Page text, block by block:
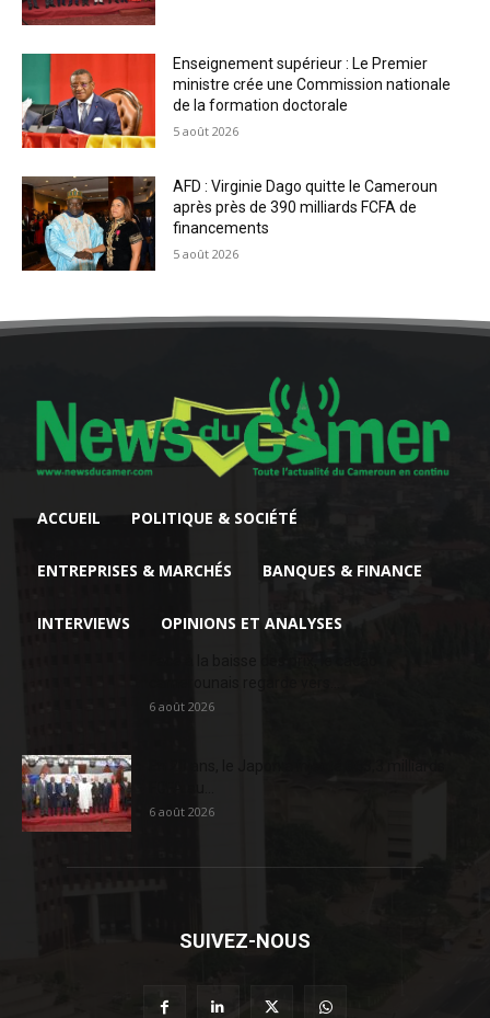
Enseignement supérieur : Le Premier
ministre crée une Commission nationale
de la formation doctorale
5 août 2026
AFD : Virginie Dago quitte le Cameroun
après près de 390 milliards FCFA de
financements
5 août 2026
ACCUEIL POLITIQUE & SOCIÉTÉ
ENTREPRISES & MARCHÉS BANQUES & FINANCE
INTERVIEWS OPINIONS ET ANALYSES
6 août 2026
6 août 2026
SUIVEZ-NOUS